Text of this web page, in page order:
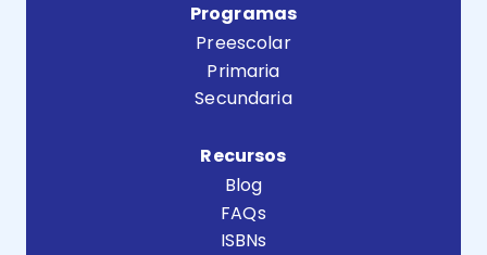
Programas
Preescolar
Primaria
Secundaria
Recursos
Blog
FAQs
ISBNs